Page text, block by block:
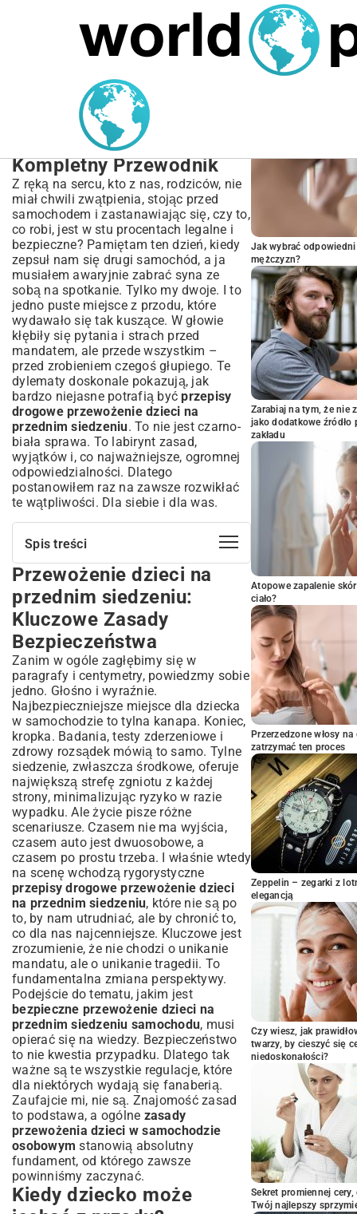
MARIUSZ ŁAMAGA 04.10.2025
Przepisy drogowe
przewożenie dzieci na
przednim siedzeniu |
Kompletny Przewodnik
Z ręką na sercu, kto z nas, rodziców, nie
miał chwili zwątpienia, stojąc przed
samochodem i zastanawiając się, czy to,
co robi, jest w stu procentach legalne i
bezpieczne? Pamiętam ten dzień, kiedy
zepsuł nam się drugi samochód, a ja
musiałem awaryjnie zabrać syna ze
sobą na spotkanie. Tylko my dwoje. I to
jedno puste miejsce z przodu, które
wydawało się tak kuszące. W głowie
kłębiły się pytania i strach przed
mandatem, ale przede wszystkim –
przed zrobieniem czegoś głupiego. Te
dylematy doskonale pokazują, jak
bardzo niejasne potrafią byćprzepisy
drogowe przewożenie dzieci na
przednim siedzeniu. To nie jest czarno-
biała sprawa. To labirynt zasad,
wyjątków i, co najważniejsze, ogromnej
odpowiedzialności. Dlatego
postanowiłem raz na zawsze rozwikłać
te wątpliwości. Dla siebie i dla was.
Spis treści
Przewożenie dzieci na przednim
siedzeniu: Kluczowe Zasady
Bezpieczeństwa
Kiedy dziecko może jechać z przodu?
Szczegółowe Przepisy Prawne
Wymagania wiekowe i wzrostowe: Co
mówi prawo?
Fotelik samochodowy na przednim
siedzeniu: Wyjątki i Zezwolenia
Ryzyka i konsekwencje: Dlaczego
przestrzeganie przepisów jest kluczowe?
Potencjalne zagrożenia dla dzieci na
przednim siedzeniu
Mandaty i kary za nieprzestrzeganie
przepisów
Praktyczny przewodnik dla rodziców:
Jak bezpiecznie przewozić dziecko z
przodu
Wybór odpowiedniego fotelika: Na co
zwrócić uwagę?
Najczęstsze błędy przy montażu fotelika
na przednim siedzeniu
Bezpieczeństwo dziecka ponad
wszystko: Podsumowanie kluczowych
zasad
Przewożenie dzieci na
przednim siedzeniu:
Kluczowe Zasady
Bezpieczeństwa
Zanim w ogóle zagłębimy się w
paragrafy i centymetry, powiedzmy sobie
jedno. Głośno i wyraźnie.
Najbezpieczniejsze miejsce dla dziecka
w samochodzie to tylna kanapa. Koniec,
kropka. Badania, testy zderzeniowe i
zdrowy rozsądek mówią to samo. Tylne
siedzenie, zwłaszcza środkowe, oferuje
największą strefę zgniotu z każdej
strony, minimalizując ryzyko w razie
wypadku. Ale życie pisze różne
scenariusze. Czasem nie ma wyjścia,
czasem auto jest dwuosobowe, a
czasem po prostu trzeba. I właśnie wtedy
na scenę wchodzą rygorystyczne
przepisy drogowe przewożenie dzieci
na przednim siedzeniu, które nie są po
to, by nam utrudniać, ale by chronić to,
co dla nas najcenniejsze. Kluczowe jest
zrozumienie, że nie chodzi o unikanie
mandatu, ale o unikanie tragedii. To
fundamentalna zmiana perspektywy.
Podejście do tematu, jakim jest
bezpieczne przewożenie dzieci na
przednim siedzeniu samochodu, musi
opierać się na wiedzy. Bezpieczeństwo
to nie kwestia przypadku. Dlatego tak
ważne są te wszystkie regulacje, które
dla niektórych wydają się fanaberią.
Zaufajcie mi, nie są. Znajomość zasad
to podstawa, a ogólne zasady
przewożenia dzieci w samochodzie
osobowym stanowią absolutny
fundament, od którego zawsze
powinniśmy zaczynać.
Kiedy dziecko może
Jak wybrać
mężczyzn?
Zarabiaj na tym, że nie
jako dodatkowe
zakładu
Atopowe zapalenie
ciało?
Przerzedzone włosy
zatrzymać ten proces
Zeppelin – zegarki z
elegancją
Czy wiesz, jak
twarzy, by cieszyć się
niedoskonałości?
Sekret promiennej
Twój najlepszy